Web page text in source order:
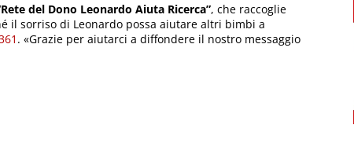
del Dono Leonardo Aiuta Ricerca”, che raccoglie
il sorriso di Leonardo possa aiutare altri bimbi a
. «Grazie per aiutarci a diffondere il nostro messaggio